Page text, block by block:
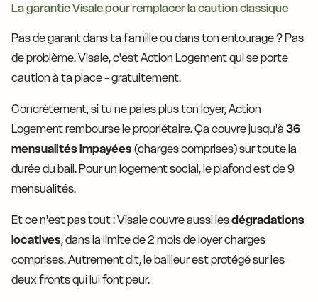
La garantie Visale pour remplacer la caution classique
Pas de garant dans ta famille ou dans ton entourage ? Pas
de problème. Visale, c'est Action Logement qui se porte
caution à ta place - gratuitement.
Concrètement, si tu ne paies plus ton loyer, Action
Logement rembourse le propriétaire. Ça couvre jusqu'à 36
mensualités impayées(charges comprises) sur toute la
durée du bail. Pour un logement social, le plafond est de 9
mensualités.
Et ce n'est pas tout : Visale couvre aussi lesdégradations
locatives, dans la limite de 2 mois de loyer charges
comprises. Autrement dit, le bailleur est protégé sur les
deux fronts qui lui font peur.